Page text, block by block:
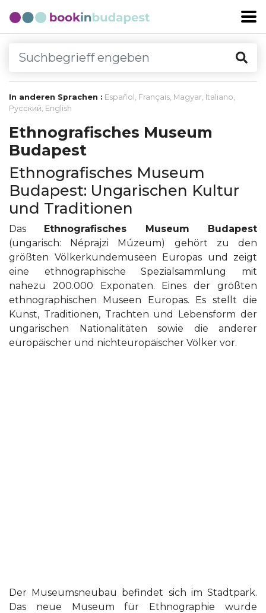
In anderen Sprachen : Español , Français, Magyar, Italiano,
Русский, English
Ethnografisches Museum
Budapest
Ethnografisches Museum
Budapest: Ungarischen Kultur
und Traditionen
Das Ethnografisches Museum Budapest
(ungarisch: Néprajzi Múzeum) gehört zu den
größten Völkerkundemuseen Europas und zeigt
eine ethnographische Spezialsammlung mit
nahezu 200.000 Exponaten. Eines der größten
ethnographischen Museen Europas. Es stellt die
Kunst, Traditionen, Trachten und Lebensform der
ungarischen Nationalitäten sowie die anderer
europäischer und nichteuropäischer Völker vor.
Der Museumsneubau befindet sich im Stadtpark.
Das neue Museum für Ethnographie wurde